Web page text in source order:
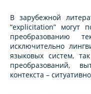
В зарубежной
“explicitation” могут
преобразованию
исключительно
языковых систем,
преобразований,
контекста –